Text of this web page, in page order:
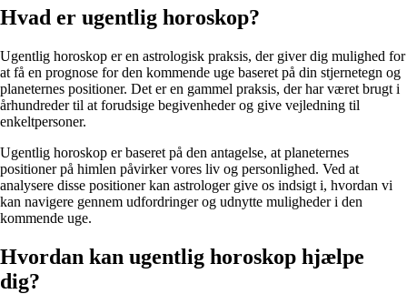
Hvad er ugentlig horoskop?
Ugentlig horoskop er en astrologisk praksis, der giver dig mulighed for
at få en prognose for den kommende uge baseret på din stjernetegn og
planeternes positioner. Det er en gammel praksis, der har været brugt i
århundreder til at forudsige begivenheder og give vejledning til
enkeltpersoner.
Ugentlig horoskop er baseret på den antagelse, at planeternes
positioner på himlen påvirker vores liv og personlighed. Ved at
analysere disse positioner kan astrologer give os indsigt i, hvordan vi
kan navigere gennem udfordringer og udnytte muligheder i den
kommende uge.
Hvordan kan ugentlig horoskop hjælpe
dig?